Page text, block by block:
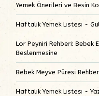
Yemek Önerileri ve Besin
Haftalık Yemek Listesi -
Lor Peyniri Rehberi: Bebek
Beslenmesine
Bebek Meyve Püresi
Haftalık Yemek Listesi -